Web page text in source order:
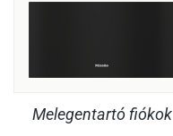
Melegentartó fiókok